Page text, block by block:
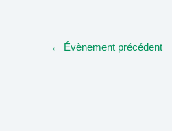
← Évènement précédent